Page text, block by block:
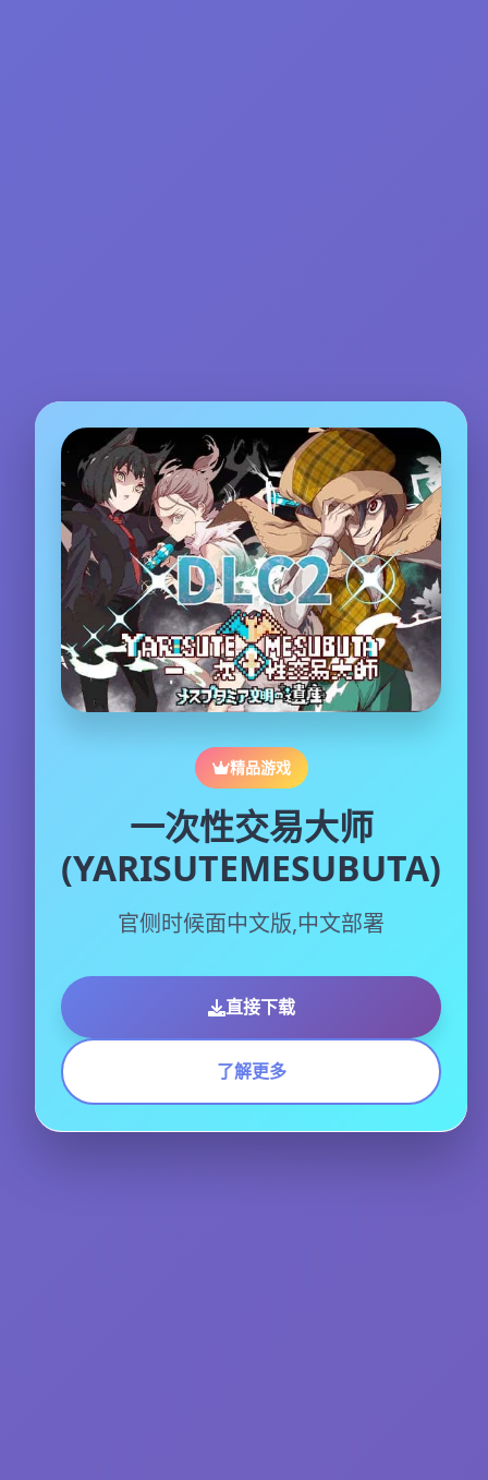
精品游戏
一次性交易大师
(YARISUTEMESUBUTA)
官侧时候面中文版,中文部署
直接下载
了解更多